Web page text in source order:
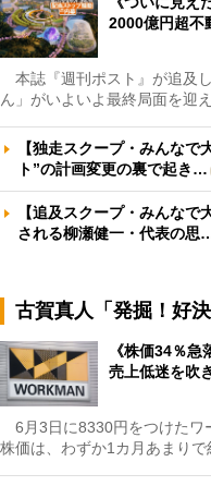
2000億円超不
本誌『週刊ポスト』が追及
ん」がいよいよ最終局面を迎
【独走スクープ・みんな
ト”の計画変更の裏で起き…
【追及スクープ・みんな
される柳瀬健一・代表の思
古賀真人「発掘！好決
《株価34％
売上低迷を吹
6月3日に8330円をつけたワ
株価は、わずか1カ月あまりで